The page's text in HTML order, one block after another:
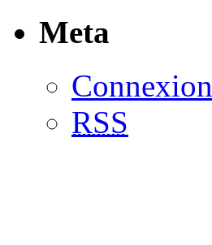
Meta
Connexion
RSS